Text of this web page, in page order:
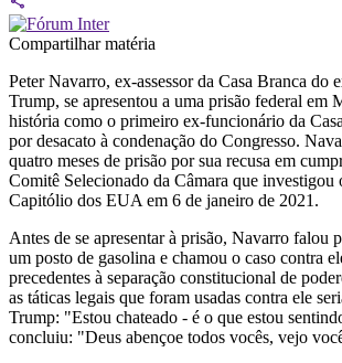
Compartilhar matéria
Peter Navarro, ex-assessor da Casa Branca do
Trump, se apresentou a uma prisão federal em
história como o primeiro ex-funcionário da
por desacato à condenação do Congresso.
quatro meses de prisão por sua recusa em
Comitê Selecionado da Câmara que investigou
Capitólio dos EUA em 6 de janeiro de 2021.
Antes de se apresentar à prisão, Navarro falou
um posto de gasolina e chamou o caso contra
precedentes à separação constitucional de
as táticas legais que foram usadas contra ele
Trump: "Estou chateado - é o que estou
concluiu: "Deus abençoe todos vocês, vejo